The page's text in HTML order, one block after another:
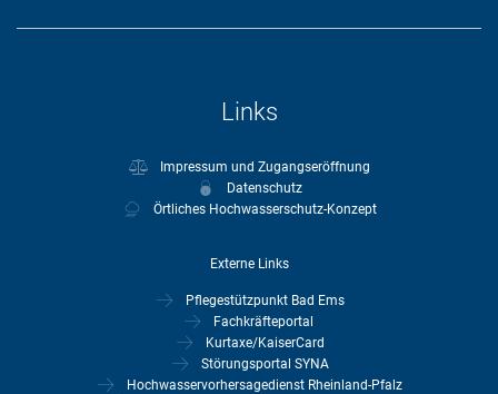
Links
Impressum und Zugangseröffnung
Datenschutz
Örtliches Hochwasserschutz-Konzept
Externe Links
Pflegestützpunkt Bad Ems
Fachkräfteportal
Kurtaxe/KaiserCard
Störungsportal SYNA
Hochwasservorhersagedienst Rheinland-Pfalz